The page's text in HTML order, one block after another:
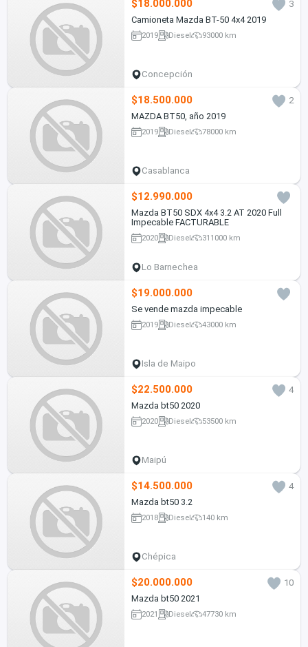
$18.000.000
3
Camioneta Mazda BT-50 4x4 2019
2019 Diesel 93000 km
Concepción
$18.500.000
2
MAZDA BT50, año 2019
2019 Diesel 78000 km
Casablanca
$12.990.000
Mazda BT50 SDX 4x4 3.2 AT 2020 Full
Impecable FACTURABLE
2020 Diesel 311000 km
Lo Barnechea
$19.000.000
Se vende mazda impecable
2019 Diesel 43000 km
Isla de Maipo
$22.500.000
4
Mazda bt50 2020
2020 Diesel 53500 km
Maipú
$14.500.000
4
Mazda bt50 3.2
2018 Diesel 140 km
Chépica
$20.000.000
10
Mazda bt50 2021
2021 Diesel 47730 km